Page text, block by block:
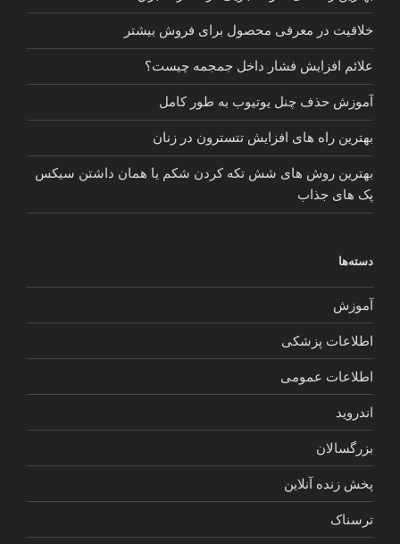
خلاقیت در معرفی محصول برای فروش بیشتر
علائم افزایش فشار داخل جمجمه چیست؟
آموزش حذف چنل یوتیوب به طور کامل
بهترین راه های افزایش تتسترون در زنان
بهترین روش های شش تکه کردن شکم یا همان داشتن سیکس
پک های جذاب
دسته‌ها
آموزش
اطلاعات پزشکی
اطلاعات عمومی
اندروید
بزرگسالان
پخش زنده آنلاین
ترسناک